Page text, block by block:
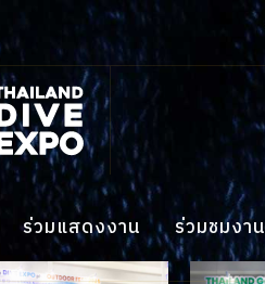
ร่วมแสดงงาน ร่วมชมงาน